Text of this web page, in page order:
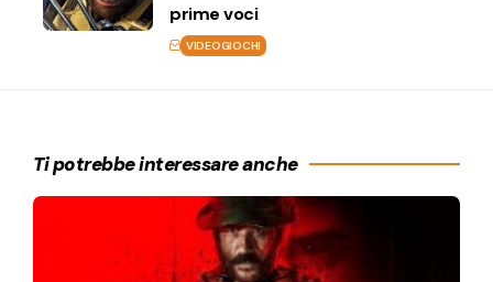
prime voci
VIDEOGIOCHI
Ti potrebbe interessare anche